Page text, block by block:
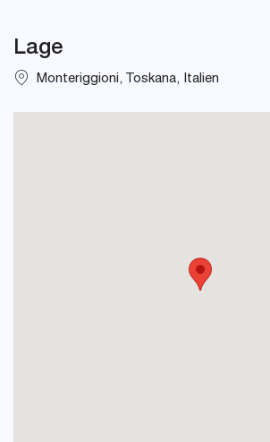
Lage
Monteriggioni, Toskana, Italien